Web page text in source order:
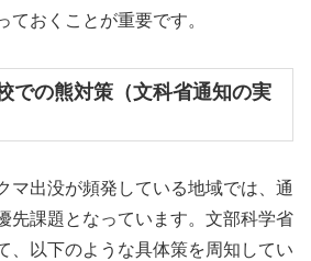
ておくことが重要です。
での熊対策（文科省通知の実
マ出没が頻発している地域では、通
先課題となっています。文部科学省
、以下のような具体策を周知してい